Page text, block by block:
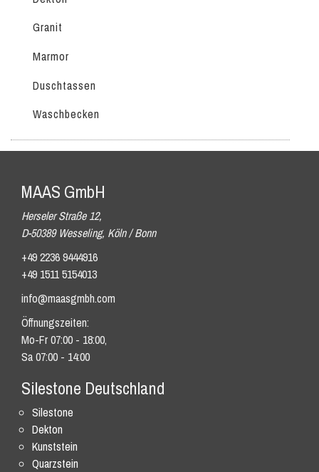
Granit
Marmor
Duschtassen
Waschbecken
MAAS GmbH
Herseler Straße 12,
D-50389 Wesseling, Köln / Bonn
+49 2236 9444916
+49 1511 5154013
info@maasgmbh.com
Öffnungszeiten:
Mo-Fr 07:00 - 18:00,
Sa 07:00 - 14:00
Silestone Deutschland
Silestone
Dekton
Kunststein
Quarzstein